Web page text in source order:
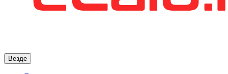
Везде